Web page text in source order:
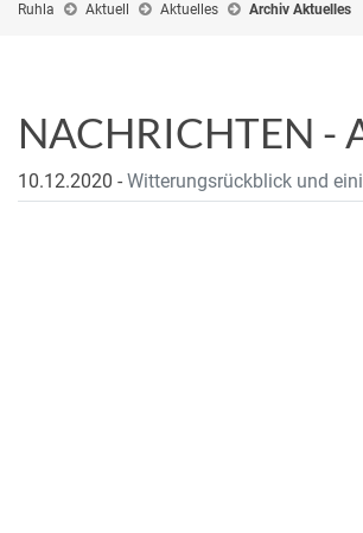
Ruhla Aktuell Aktuelles Archiv Aktuelles
NACHRICHTEN -
10.12.2020 - Witterungsrückblick und